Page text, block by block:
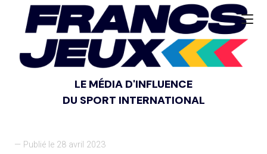
LE MÉDIA D'INFLUENCE
DU SPORT INTERNATIONAL
— Publié le 28 avril 2023